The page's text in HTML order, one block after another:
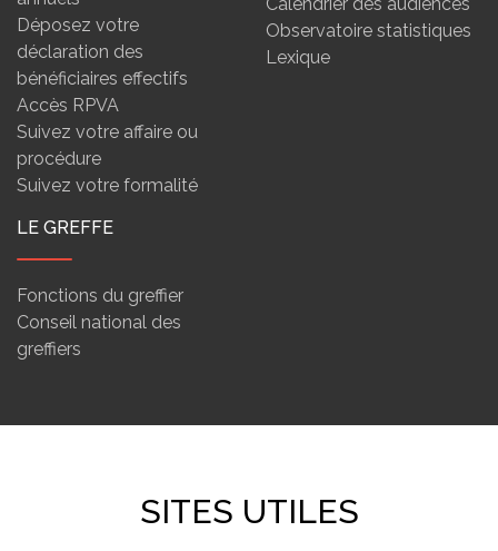
Déposez votre
déclaration des
bénéficiaires effectifs
Accès RPVA
Suivez votre affaire ou
procédure
Suivez votre formalité
Observatoire statistiques
Lexique
LE GREFFE
Fonctions du greffier
Conseil national des
greffiers
SITES UTILES